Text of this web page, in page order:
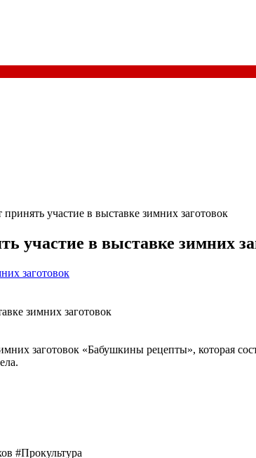
участие в выставке зимних заготовок
участие в выставке зимних
заготовок
зимних заготовок
заготовок «Бабушкины рецепты», которая
#Прокультура